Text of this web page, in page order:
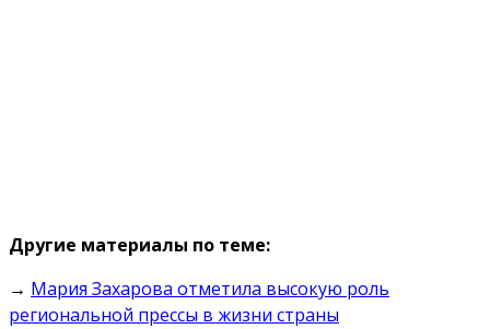
Другие материалы по теме:
→ Мария Захарова отметила высокую роль
региональной прессы в жизни страны